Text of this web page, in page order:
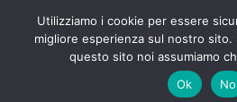
Terms and Conditions
SAFA2000.
di ThemeGrill.
Utilizziamo i cookie per essere
migliore esperienza sul nostro sito.
questo sito noi assumiamo
Ok
No